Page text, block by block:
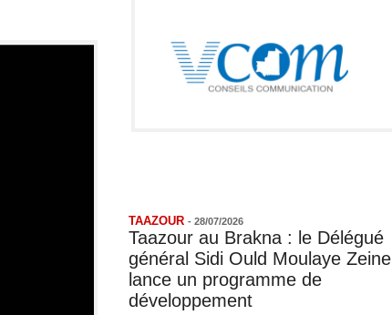
TAAZOUR - 28/07/2026
Taazour au Brakna : le Délégué
général Sidi Ould Moulaye Zeine
lance un programme de
développement